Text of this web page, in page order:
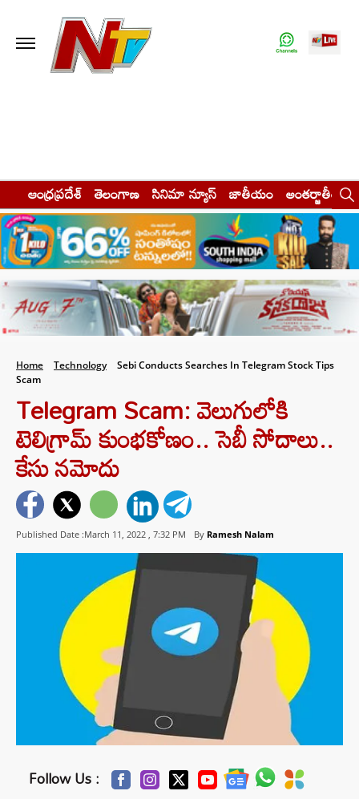
ఆంధ్రప్రదేశ్ తెలంగాణ సినిమా న్యూస్ జాతీయం అంతర్జాతీయం
Home Technology
Sebi Conducts Searches In Telegram Stock Tips
Scam
Telegram Scam: వెలుగులోకి
టెలిగ్రామ్ కుంభకోణం.. సెబీ సోదాలు..
కేసు నమోదు
Published Date :March 11, 2022 , 7:32 PM By Ramesh Nalam
Follow Us :